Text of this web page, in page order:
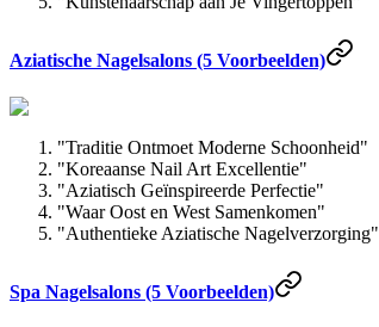
Aziatische Nagelsalons (5 Voorbeelden)
"Traditie Ontmoet Moderne Schoonheid"
"Koreaanse Nail Art Excellentie"
"Aziatisch Geïnspireerde Perfectie"
"Waar Oost en West Samenkomen"
"Authentieke Aziatische Nagelverzorging"
Spa Nagelsalons (5 Voorbeelden)